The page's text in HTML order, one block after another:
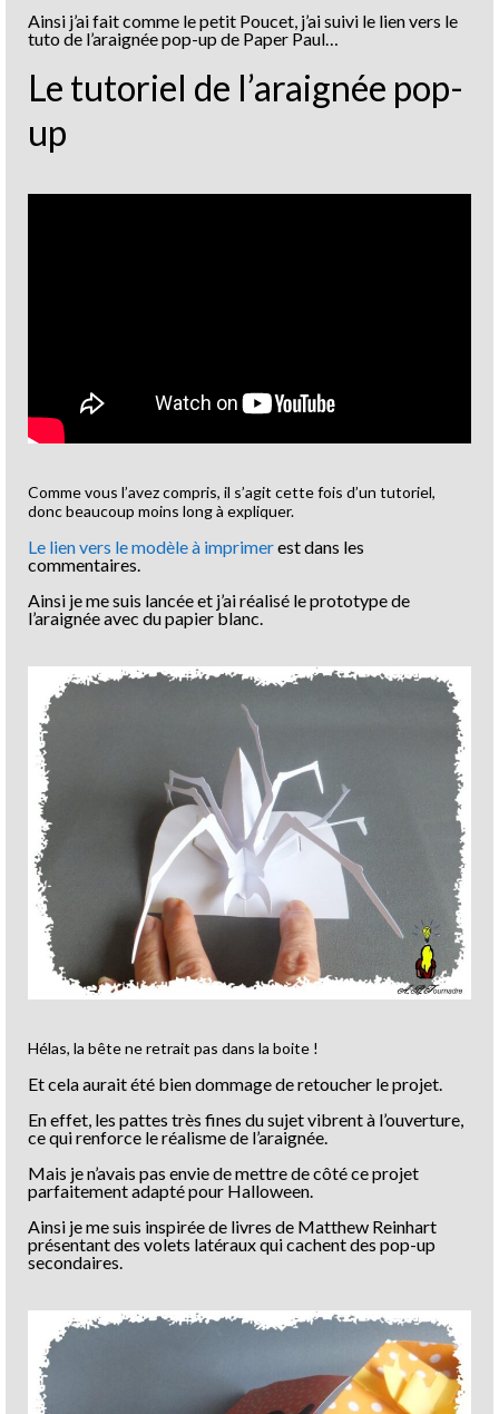
Ainsi j’ai fait comme le petit Poucet, j’ai suivi le lien vers le
tuto de l’araignée pop-up de Paper Paul…
Le tutoriel de l’araignée pop-
up
Comme vous l’avez compris, il s’agit cette fois d’un tutoriel,
donc beaucoup moins long à expliquer.
Le lien vers le modèle à imprimerest dans les
commentaires.
Ainsi je me suis lancée et j’ai réalisé le prototype de
l’araignée avec du papier blanc.
Hélas, la bête ne retrait pas dans la boite !
Et cela aurait été bien dommage de retoucher le projet.
En effet, les pattes très fines du sujet vibrent à l’ouverture,
ce qui renforce le réalisme de l’araignée.
Mais je n’avais pas envie de mettre de côté ce projet
parfaitement adapté pour Halloween.
Ainsi je me suis inspirée de livres de Matthew Reinhart
présentant des volets latéraux qui cachent des pop-up
secondaires.